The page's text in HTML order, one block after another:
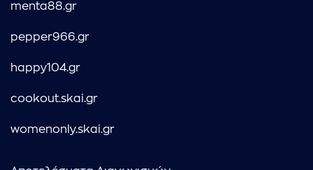
menta88.gr
pepper966.gr
happy104.gr
cookout.skai.gr
womenonly.skai.gr